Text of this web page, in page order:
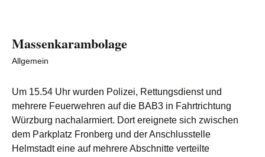
Massenkarambolage
Allgemein
Um 15.54 Uhr wurden Polizei, Rettungsdienst und
mehrere Feuerwehren auf die BAB3 in Fahrtrichtung
Würzburg nachalarmiert. Dort ereignete sich zwischen
dem Parkplatz Fronberg und der Anschlusstelle
Helmstadt eine auf mehrere Abschnitte verteilte